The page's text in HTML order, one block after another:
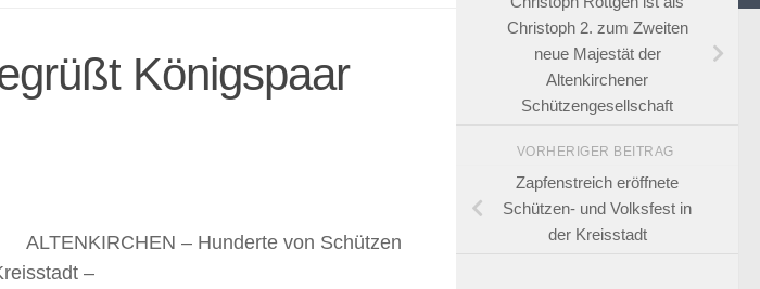
Königspaar
ALTENKIRCHEN – Hunderte von Schützen
–
Christoph 2. zum Zweiten
neue Majestät der
Altenkirchener
Schützengesellschaft
VORHERIGER BEITRAG
Zapfenstreich eröffnete
Schützen- und Volksfest in
der Kreisstadt